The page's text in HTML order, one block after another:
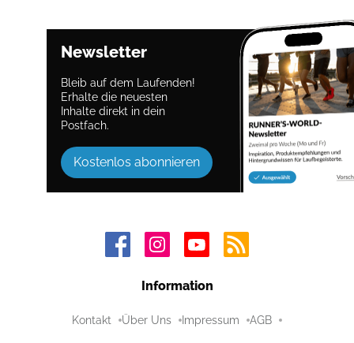
Newsletter
Bleib auf dem Laufenden!
Erhalte die neuesten
Inhalte direkt in dein
Postfach.
Kostenlos abonnieren
Information
Kontakt Über Uns Impressum AGB